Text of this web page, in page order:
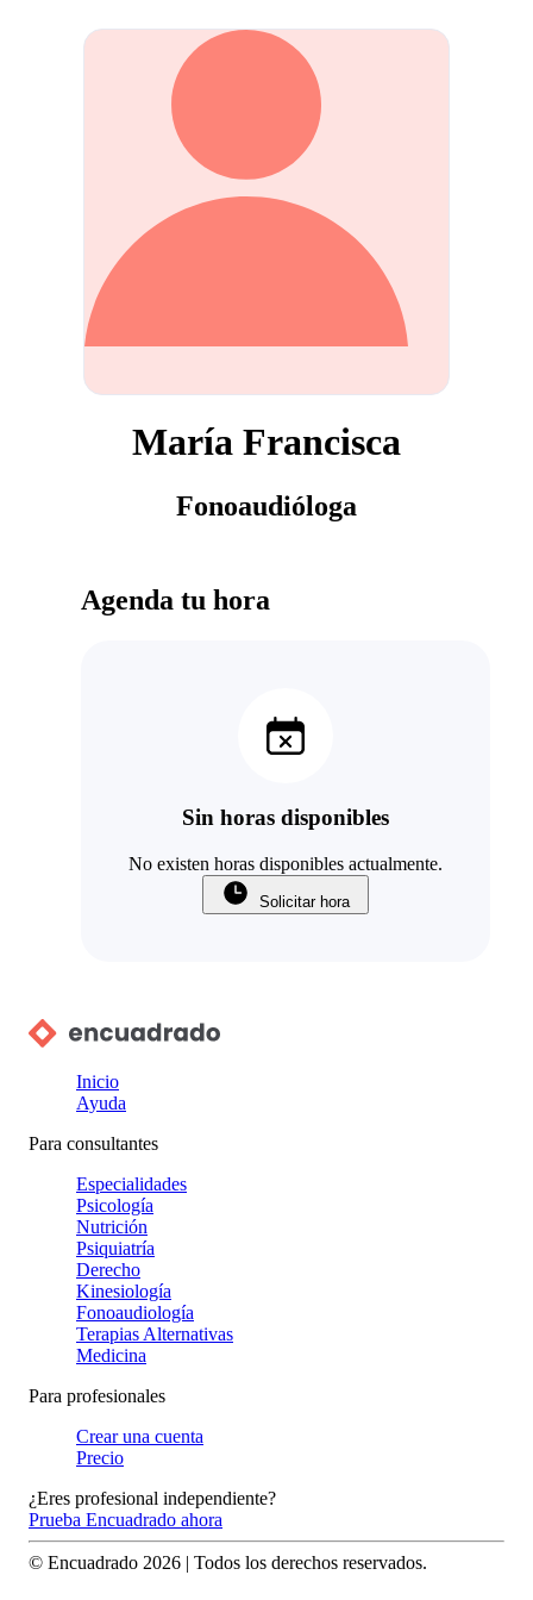
María Francisca
Fonoaudióloga
Agenda tu hora
Sin horas disponibles
No existen horas disponibles actualmente.
Solicitar hora
Inicio
Ayuda
Para consultantes
Especialidades
Psicología
Nutrición
Psiquiatría
Derecho
Kinesiología
Fonoaudiología
Terapias Alternativas
Medicina
Para profesionales
Crear una cuenta
Precio
¿Eres profesional independiente?
Prueba Encuadrado ahora
© Encuadrado 2026 | Todos los derechos reservados.